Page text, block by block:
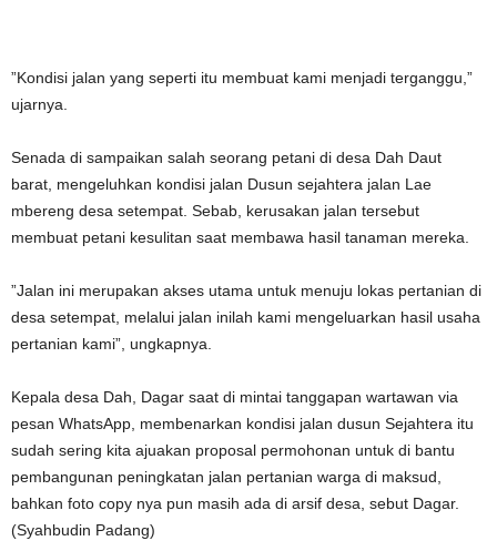
”Kondisi jalan yang seperti itu membuat kami menjadi terganggu,”
ujarnya.
Senada di sampaikan salah seorang petani di desa Dah Daut
barat, mengeluhkan kondisi jalan Dusun sejahtera jalan Lae
mbereng desa setempat. Sebab, kerusakan jalan tersebut
membuat petani kesulitan saat membawa hasil tanaman mereka.
”Jalan ini merupakan akses utama untuk menuju lokas pertanian di
desa setempat, melalui jalan inilah kami mengeluarkan hasil usaha
pertanian kami”, ungkapnya.
Kepala desa Dah, Dagar saat di mintai tanggapan wartawan via
pesan WhatsApp, membenarkan kondisi jalan dusun Sejahtera itu
sudah sering kita ajuakan proposal permohonan untuk di bantu
pembangunan peningkatan jalan pertanian warga di maksud,
bahkan foto copy nya pun masih ada di arsif desa, sebut Dagar.
(Syahbudin Padang)